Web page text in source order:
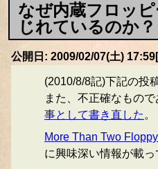
なぜ内蔵フロッ
じれているのか？
公開日: 2009/02/07(土)
(2010/8/8記)下記の投
また、不正確なもので
事として書き直した 。
More Than Two
に興味深い情報が載っ